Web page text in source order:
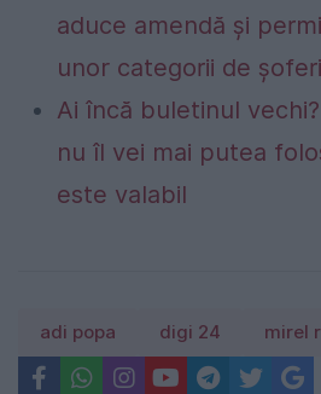
aduce amendă și
unor categorii de șoferi
Ai încă buletinul
nu îl vei mai putea
este valabil
adi popa digi 24 mirel